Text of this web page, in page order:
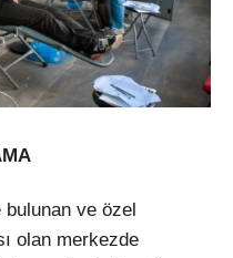
ve özel
olan merkezde